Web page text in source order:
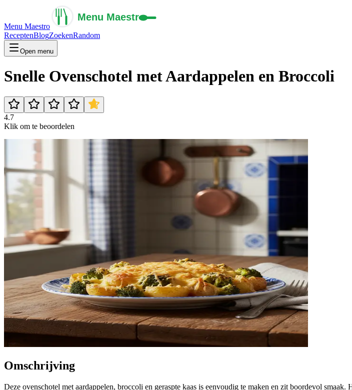
Menu Maestro
ReceptenBlogZoekenRandom
Open menu
Snelle Ovenschotel met Aardappelen en Broccoli
4.7
Klik om te beoordelen
Omschrijving
Deze ovenschotel met aardappelen, broccoli en geraspte kaas is eenvoudig te maken en zit boordevol